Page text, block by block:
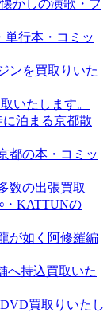
かしの演歌・フ
行本・コミッ
ンを買取りいた
いたします。
に泊まる京都散
都の本・コミッ
数の出張買取
KATTUNの
が如く阿修羅編
へ持込買取いた
買取りいたし